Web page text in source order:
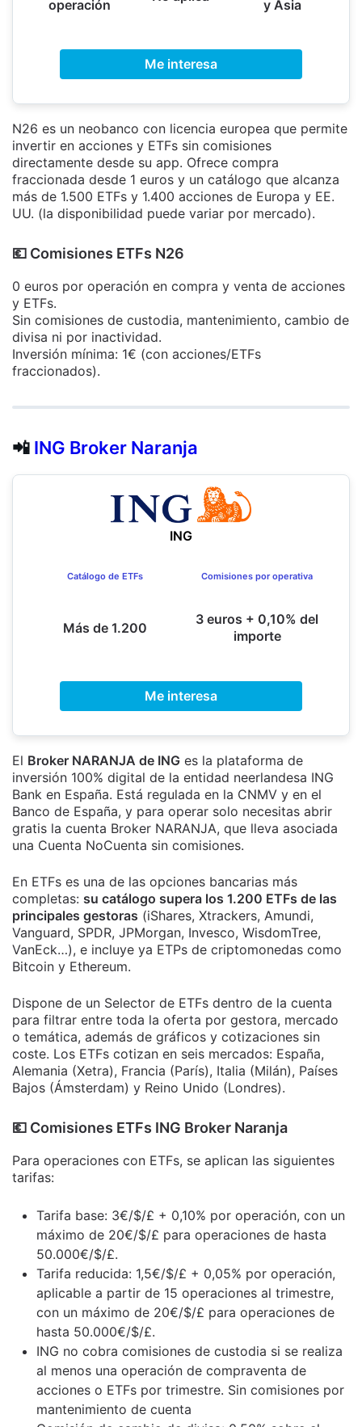
operación y Asia
Me interesa
N26 es un neobanco con licencia europea que permite
invertir en acciones y ETFs sin comisiones
directamente desde su app. Ofrece compra
fraccionada desde 1 euros y un catálogo que alcanza
más de 1.500 ETFs y 1.400 acciones de Europa y EE.
UU. (la disponibilidad puede variar por mercado).
​💶​ Comisiones ETFs N26
0 euros por operación en compra y venta de acciones
y ETFs.
Sin comisiones de custodia, mantenimiento, cambio de
divisa ni por inactividad.
Inversión mínima: 1€ (con acciones/ETFs
fraccionados).
📲 ING Broker Naranja
ING
Catálogo de ETFs
Más de 1.200
Comisiones por operativa
3 euros + 0,10% del
importe
Me interesa
El Broker NARANJA de ING es la plataforma de
inversión 100% digital de la entidad neerlandesa ING
Bank en España. Está regulada en la CNMV y en el
Banco de España, y para operar solo necesitas abrir
gratis la cuenta Broker NARANJA, que lleva asociada
una Cuenta NoCuenta sin comisiones.
En ETFs es una de las opciones bancarias más
completas: su catálogo supera los 1.200 ETFs de las
principales gestoras (iShares, Xtrackers, Amundi,
Vanguard, SPDR, JPMorgan, Invesco, WisdomTree,
VanEck…), e incluye ya ETPs de criptomonedas como
Bitcoin y Ethereum.
Dispone de un Selector de ETFs dentro de la cuenta
para filtrar entre toda la oferta por gestora, mercado
o temática, además de gráficos y cotizaciones sin
coste. Los ETFs cotizan en seis mercados: España,
Alemania (Xetra), Francia (París), Italia (Milán), Países
Bajos (Ámsterdam) y Reino Unido (Londres).
​💶​ Comisiones ETFs ING Broker Naranja
Para operaciones con ETFs, se aplican las siguientes
tarifas:
Tarifa base: 3€/$/£ + 0,10% por operación, con un
máximo de 20€/$/£ para operaciones de hasta
50.000€/$/£.
Tarifa reducida: 1,5€/$/£ + 0,05% por operación,
aplicable a partir de 15 operaciones al trimestre,
con un máximo de 20€/$/£ para operaciones de
hasta 50.000€/$/£.
ING no cobra comisiones de custodia si se realiza
al menos una operación de compraventa de
acciones o ETFs por trimestre. Sin comisiones por
mantenimiento de cuenta